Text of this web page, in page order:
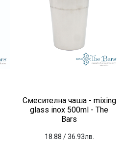
Смесителна чаша - mixing
glass inox 500ml - The
Bars
18.88 / 36.93лв.